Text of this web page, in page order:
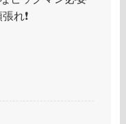
れ❗️